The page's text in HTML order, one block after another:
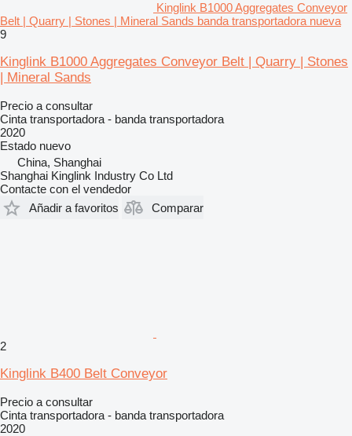
Kinglink B1000 Aggregates Conveyor
Belt | Quarry | Stones | Mineral Sands banda transportadora nueva
9
Kinglink B1000 Aggregates Conveyor Belt | Quarry | Stones
| Mineral Sands
Precio a consultar
Cinta transportadora - banda transportadora
2020
Estado nuevo
China, Shanghai
Shanghai Kinglink Industry Co Ltd
Contacte con el vendedor
Añadir a favoritos
Comparar
2
Kinglink B400 Belt Conveyor
Precio a consultar
Cinta transportadora - banda transportadora
2020